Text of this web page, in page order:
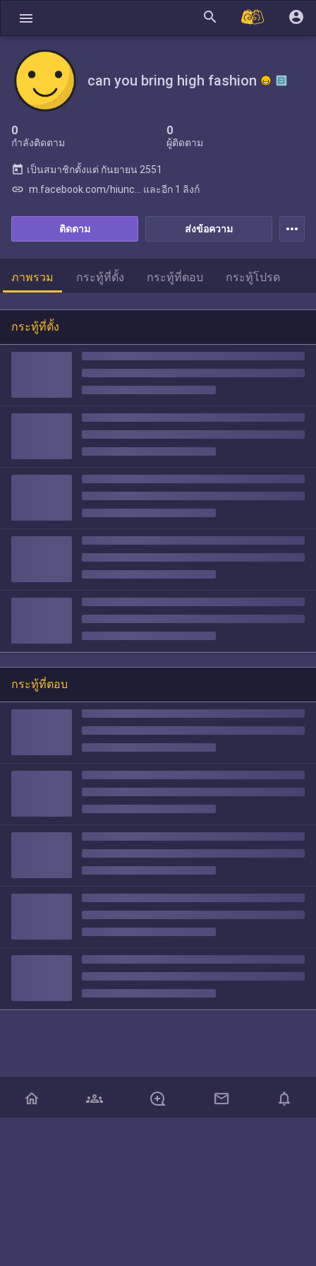
menu search account_circle
can you bring high fashion
0
กำลังติดตาม
0
ผู้ติดตาม
ส่งข้อความ
ติดตาม
today เป็นสมาชิกตั้งแต่ กันยายน 2551
link m.facebook.com/hiunc... และอีก 1 ลิงก์
more_horiz
ภาพรวม กระทู้ที่ตั้ง กระทู้ที่ตอบ กระทู้โปรด
กระทู้ที่ตั้ง
กระทู้ที่ตอบ